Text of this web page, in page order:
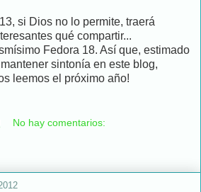
si Dios no lo permite, traerá
qué compartir...
Fedora 18. Así que, estimado
sintonía en este blog,
leemos el próximo año!
No hay comentarios: